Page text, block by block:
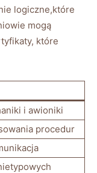
logiczne,które
mogą
które
i awioniki
procedur